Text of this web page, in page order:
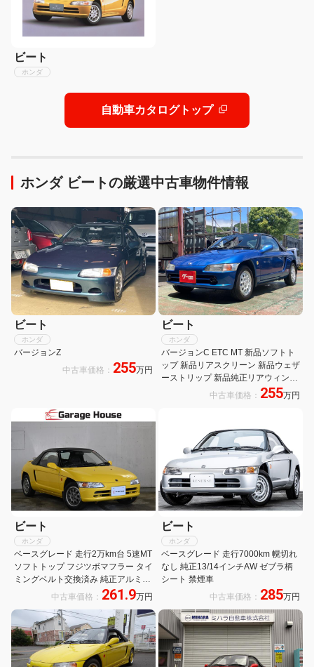
ビート
ホンダ
自動車カタログトップ
ホンダ ビートの厳選中古車物件情報
ビート
ホンダ
バージョンZ
中古車価格： 255万円
ビート
ホンダ
バージョンC ETC MT 新品ソフトト
ップ 新品リアスクリーン 新品ウェザ
ーストリップ 新品純正リアウィンド
中古車価格： 255万円
ビート
ホンダ
ベースグレード 走行2万km台 5速MT
ソフトトップ フジツボマフラー タイ
ミングベルト交換済み 純正アルミホ
イール 純正OPラック
中古車価格： 261.9万円
ビート
ホンダ
ベースグレード 走行7000km 幌切れ
なし 純正13/14インチAW ゼブラ柄
シート 禁煙車
中古車価格： 285万円